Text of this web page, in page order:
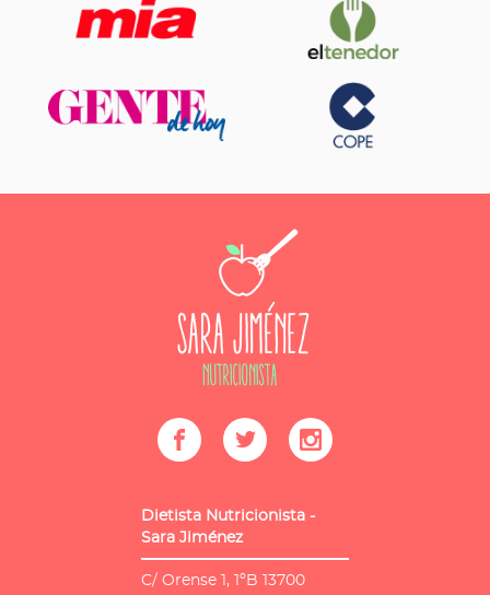
Dietista Nutricionista -
Sara Jiménez
C/ Orense 1, 1ºB
13700